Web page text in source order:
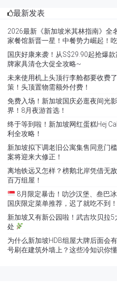
最新发表
2026最新《新加坡米其林指南》全
家餐馆新晋一星！中餐势力崛起！
国庆好康来袭！从S$29.90起抢爆
牌家具清仓大促全攻略~
未来使用机上头顶行李舱都要收费
策！头顶置物需额外付费！
免费入场！新加坡国庆必逛夜间光
界！8月夜游首选！
终于等到啦！新加坡网红蛋糕Hej
利全攻略！
新加坡拟下调老旧公寓集售同意门
案将迎来大修正！
离地铁远又怎样？榜鹅北岸凭借无
百万组屋！
8月限定暴击！叻沙汉堡、叁巴
国庆限定菜单推荐，迟了就吃不到！
新加坡又有新公园啦！武吉坎贝拉
处
为什么新加坡HDB组屋大牌后面会
号刷在建筑外墙上？这些冷知识你